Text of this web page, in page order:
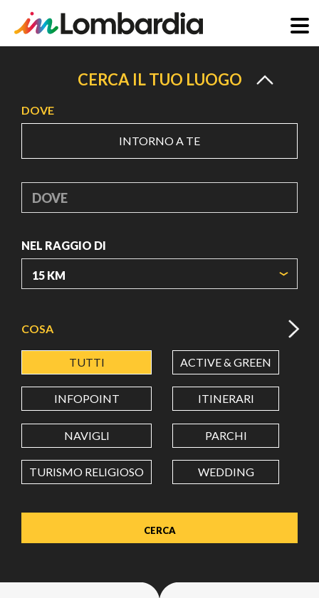
principale
CERCA IL TUO LUOGO
DOVE
INTORNO A TE
DOVE
NEL RAGGIO DI
LATITUDINE
LONGITUDINE
Value in decimal degrees. Use dot (.) as decimal separator.
COSA
TUTTI ACTIVE & GREEN
INFOPOINT ITINERARI
NAVIGLI PARCHI
TURISMO RELIGIOSO WEDDING